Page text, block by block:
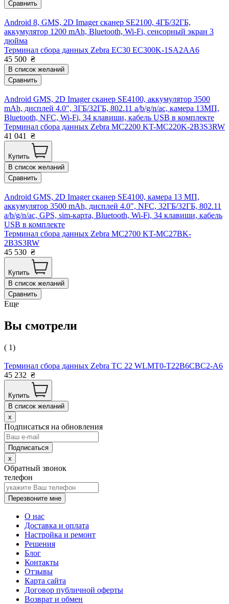
Сравнить
Android 8, GMS, 2D Imager сканер SE2100, 4ГБ/32ГБ,
аккумулятор 1200 mAh, Bluetooth, Wi-Fi, сенсорный экран 3
дюйма
Терминал сбора данных Zebra EC30 EC300K-1SA2AA6
45 500 ₴
В список желаний
Сравнить
Android GMS, 2D Imager сканер SE4100, аккумулятор 3500
mAh, дисплей 4.0", 3ГБ/32ГБ, 802.11 a/b/g/n/ac, камера 13МП,
Bluetooth, NFC, Wi-Fi, 34 клавиши, кабель USB в комплекте
Терминал сбора данных Zebra MC2200 KT-MC220K-2B3S3RW
41 041
₴
Купить
В список желаний
Сравнить
Android GMS, 2D Imager сканер SE4100, камера 13 МП,
аккумулятор 3500 mAh, дисплей 4.0", NFC, 32ГБ/32ГБ, 802.11
a/b/g/n/ac, GPS, sim-карта, Bluetooth, Wi-Fi, 34 клавиши, кабель
USB в комплекте
Терминал сбора данных Zebra MC2700 KT-MC27BK-
2B3S3RW
45 530 ₴
Купить
В список желаний
Сравнить
Еще
Вы смотрели
( 1)
Терминал сбора данных Zebra TC 22 WLMT0-T22B6CBC2-A6
45 232 ₴
Купить
В список желаний
x
Подписаться на обновления
x
Обратный звонок
телефон
Перезвоните мне
О нас
Доставка и оплата
Настройка и ремонт
Решения
Блог
Контакты
Отзывы
Карта сайта
Договор публичной оферты
Возврат и обмен